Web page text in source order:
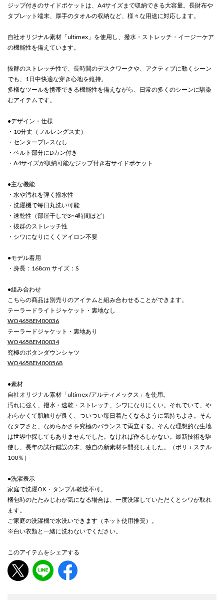
ジップ付きのサイドポケットは、A4サイズまで収納できる大容量。長財布や
タブレット端末、厚手のタオルの収納など、様々な用途に対応します。
自社オリジナル素材「ultimex」を使用し、撥水・ストレッチ・イージーケア
の機能性を備えています。
抜群のストレッチ性で、長時間のデスクワークや、アクティブに動くシーン
でも、1日中快適な穿き心地を維持。
多様なツールを携帯できる機能性を備えながら、日常の多くのシーンに馴染
むアイテムです。
●デザイン・仕様
・10分丈（フルレングス丈）
・センタープレスなし
・ベルト部分にDカン付き
・A4サイズが収納可能なジップ付き右サイドポケット
●主な機能
・水や汚れを弾く撥水性
・洗濯機で毎日丸洗い可能
・速乾性（部屋干しで3~4時間ほど）
・抜群のストレッチ性
・シワになりにくくアイロン不要
●モデル着用
・身長：168cm サイズ：S
●組み合わせ
こちらの商品は別売りのアイテムと組み合わせることができます。
テーラードライトジャケット・裏地なし
WO4658EM00036
テーラードジャケット・裏地あり
WO4658EM00034
究極のボタンダウンシャツ
WO4658EM000568
●素材
自社オリジナル素材「ultimex /アルティメックス」を使用。
汚れに強く、撥水・速乾・ストレッチ、シワになりにくい。それでいて、や
わらかくて肌触りが良く、ついつい毎日着たくなるように気持ちよさ。そん
なタフさと、なめらかさを究極のバランスで両立する。そんな理想的な生地
は世界中探してもありませんでした。なければ作るしかない。最新技術を駆
使し、長年の試行錯誤の末、独自の新素材を開発しました。（ポリエステル
100％）
●洗濯表示
家庭で洗濯OK・タンブル乾燥不可。
梱包時のたたみじわが気になる場合は、一度洗濯していただくとシワが取れ
ます。
ご家庭の洗濯機で水洗いできます（ネット使用推奨）。
※白い衣類と一緒に洗わないでください。
このアイテムをシェアする